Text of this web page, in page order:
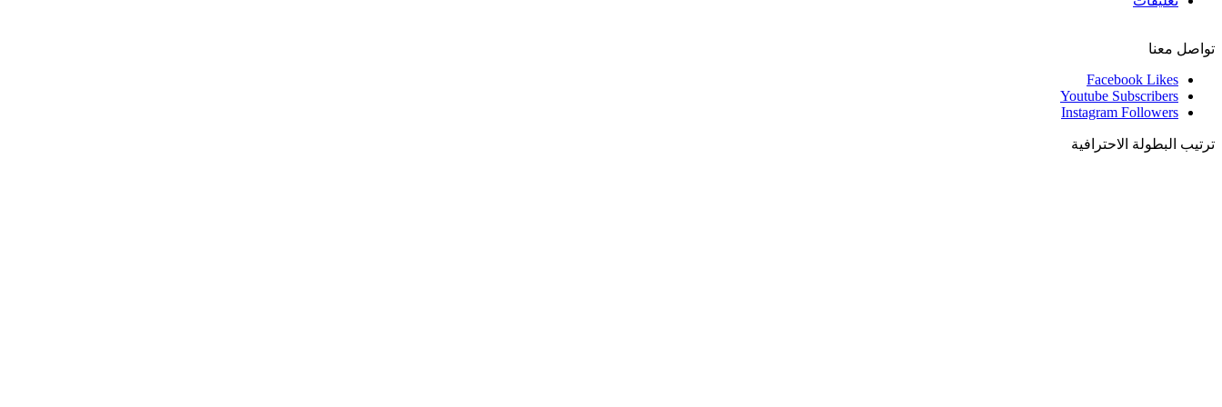
تواصل معنا
Facebook Likes
Youtube Subscribers
Instagram Followers
ترتيب البطولة الاحترافية